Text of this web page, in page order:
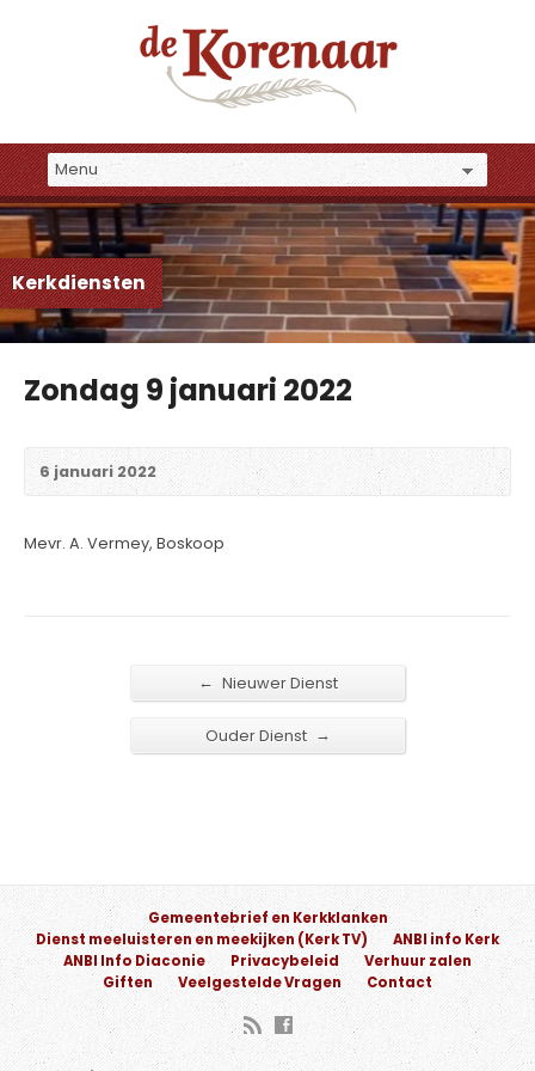
Kerkdiensten
Zondag 9 januari 2022
6 januari 2022
Mevr. A. Vermey, Boskoop
← Nieuwer Dienst
Ouder Dienst →
Gemeentebrief en Kerkklanken
Dienst meeluisteren en meekijken (Kerk TV)
ANBI info Kerk
ANBI Info Diaconie
Privacybeleid
Verhuur zalen
Giften
Veelgestelde Vragen Contact